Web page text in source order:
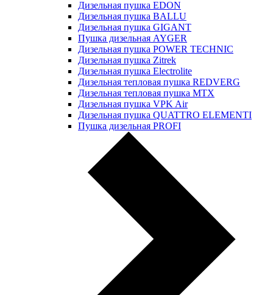
Дизельная пушка EDON
Дизельная пушка BALLU
Дизельная пушка GIGANT
Пушка дизельная AYGER
Дизельная пушка POWER TECHNIC
Дизельная пушка Zitrek
Дизельная пушка Electrolite
Дизельная тепловая пушка REDVERG
Дизельная тепловая пушка MTX
Дизельная пушка VPK Air
Дизельная пушка QUATTRO ELEMENTI
Пушка дизельная PROFI